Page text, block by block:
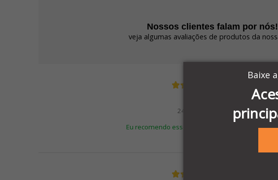
Baixe
Nossos clientes falam por nós!
veja algumas avaliações de produtos da
24/07/2025
Eu recomendo esse produto.